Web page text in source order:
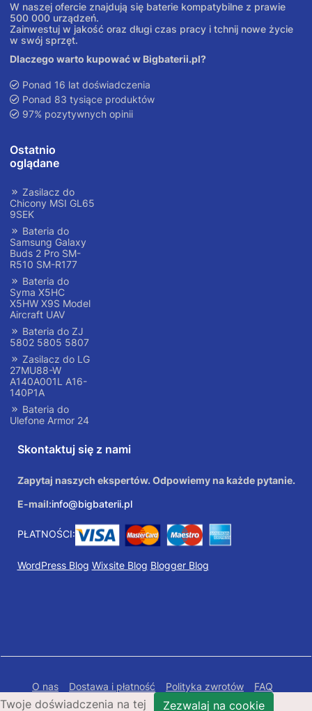
W naszej ofercie znajdują się baterie kompatybilne z prawie
500 000 urządzeń.
Zainwestuj w jakość oraz długi czas pracy i tchnij nowe życie
w swój sprzęt.
Dlaczego warto kupować w Bigbaterii.pl?
Ponad 16 lat doświadczenia
Ponad 83 tysiące produktów
97% pozytywnych opinii
Ostatnio
oglądane
Zasilacz do
Chicony MSI GL65
9SEK
Bateria do
Samsung Galaxy
Buds 2 Pro SM-
R510 SM-R177
Bateria do
Syma X5HC
X5HW X9S Model
Aircraft UAV
Bateria do ZJ
5802 5805 5807
Zasilacz do LG
27MU88-W
A140A001L A16-
140P1A
Bateria do
Ulefone Armor 24
Skontaktuj się z nami
Zapytaj naszych ekspertów. Odpowiemy na każde pytanie.
E-mail:info@bigbaterii.pl
PŁATNOŚCI:
WordPress Blog Wixsite Blog Blogger Blog
O nas Dostawa i płatność Polityka zwrotów
FAQ
Polityka prywatności
Mapa Strony
Twoje doświadczenia na tej Zezwalaj na cookie